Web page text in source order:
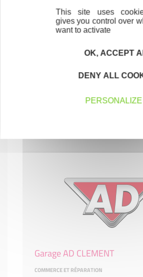
AGRICULTURE, SYLVICULTURE, PÊCHE
Garage AD CLEMENT
COMMERCE ET RÉPARATION
This site uses
gives you control over
want to activate
OK, ACCEPT
DENY ALL
PERSONALIZE